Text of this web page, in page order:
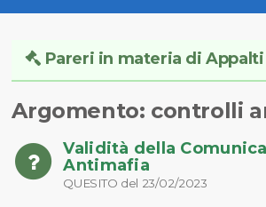
Pareri in materia di
Argomento: controlli
Validità della
Antimafia
QUESITO del 23/02/2023